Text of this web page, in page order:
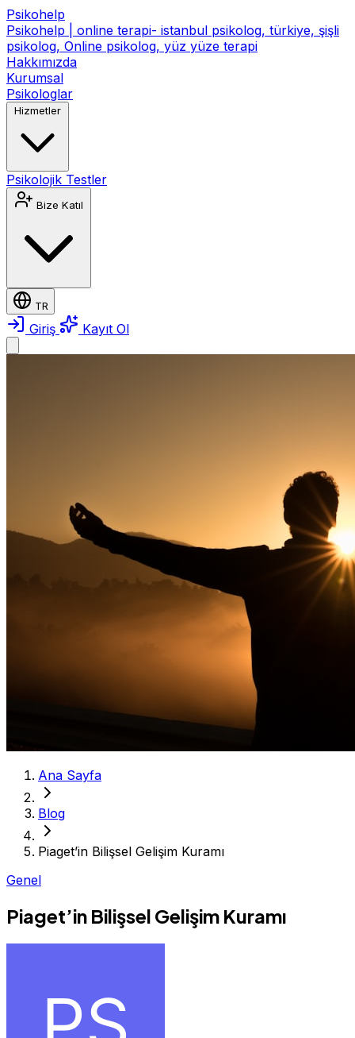
Psikohelp
Psikohelp | online terapi- istanbul psikolog, türkiye, şişli
psikolog, Online psikolog, yüz yüze terapi
Hakkımızda
Kurumsal
Psikologlar
Hizmetler
Psikolojik Testler
Bize Katıl
TR
Giriş Kayıt Ol
Ana Sayfa
Blog
Piaget’in Bilişsel Gelişim Kuramı
Genel
Piaget’in Bilişsel Gelişim Kuramı